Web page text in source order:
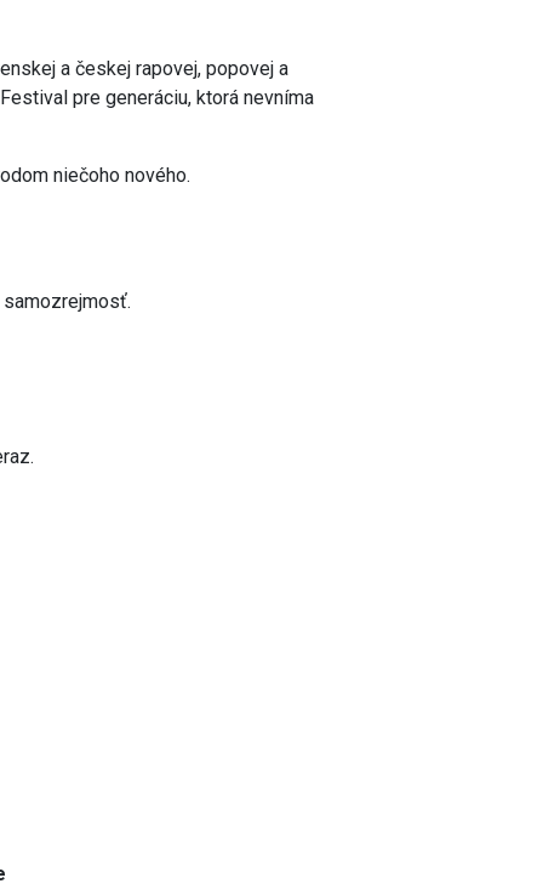
a českej rapovej, popovej a
pre generáciu, ktorá nevníma
niečoho nového.